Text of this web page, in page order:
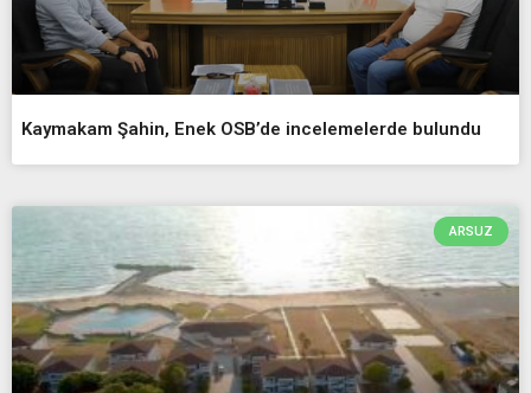
Kaymakam Şahin, Enek OSB’de incelemelerde bulundu
ARSUZ